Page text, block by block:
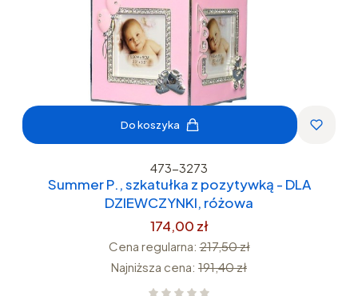
Do koszyka
473-3273
Summer P., szkatułka z pozytywką - DLA
DZIEWCZYNKI, różowa
174,00 zł
Cena regularna: 217,50 zł
Najniższa cena: 191,40 zł